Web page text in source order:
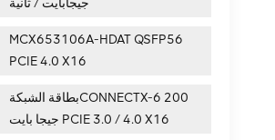
MCX653106A-HDAT QSFP56
PCIE 4.0 X16
بطاقة الشبكةCONNECTX-6 200
جيجا بايت PCIE 3.0 / 4.0 X16